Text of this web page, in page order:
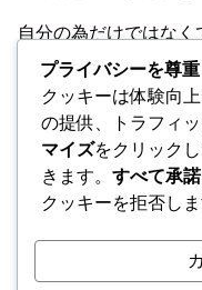
自分の為だけではなく
誰かの為になれば幸い
時間が経過してジリ
プライバシーを尊
クッキーは体験向
の提供、トラフィ
マイズをクリック
きます。 すべて承諾
クッキーを拒否しま